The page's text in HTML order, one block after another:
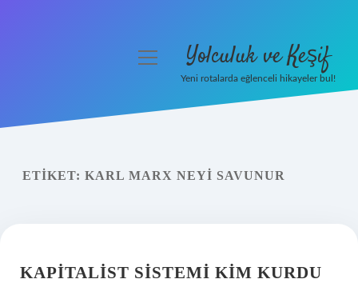
Yasal Uyarı
menüyü Yolculuk ve Keşif
Yeni rotalarda eğlenceli hikayeler bul!
ETIKET: KARL MARX NEYI SAVUNUR
KAPITALIST SISTEMI KIM KURDU